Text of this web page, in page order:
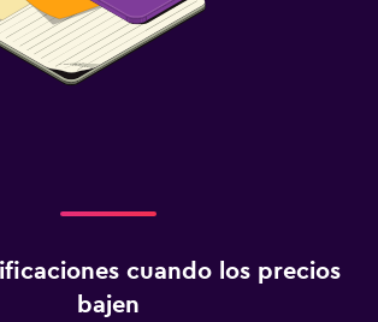
cuando los precios
bajen